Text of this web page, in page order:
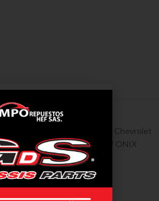
Chevrolet
con Sensor Chevrolet Cobalt / ONIX